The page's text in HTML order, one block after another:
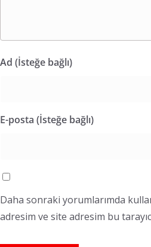
Ad (İsteğe bağlı)
E-posta (İsteğe bağlı)
Daha sonraki yorumlarımda
adresim ve site adresim bu